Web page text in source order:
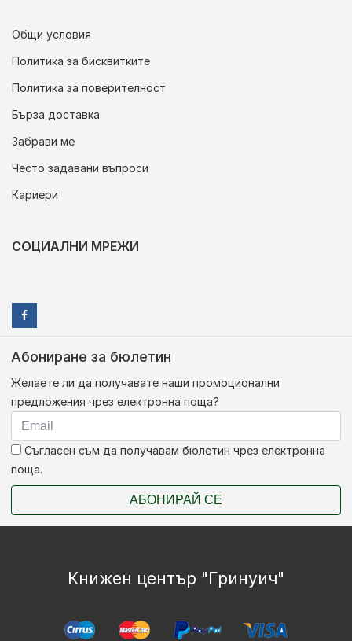
Общи условия
Политика за бисквитките
Политика за поверителност
Бърза доставка
Забрави ме
Често задавани въпроси
Кариери
СОЦИАЛНИ МРЕЖИ
Абониране за бюлетин
Желаете ли да получавате наши промоционални
предложения чрез електронна поща?
Съгласен съм да получавам бюлетин чрез електронна
поща.
АБОНИРАЙ СЕ
Книжен център "Гринуич"